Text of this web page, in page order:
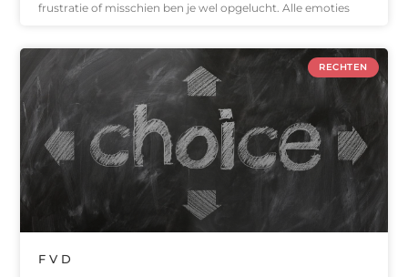
frustratie of misschien ben je wel opgelucht. Alle emoties
RECHTEN
F V D